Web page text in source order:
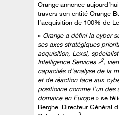
Orange annonce
travers son entité Orange
l’acquisition de 100% de
« Orange a défini la cyber
ses axes stratégiques
acquisition, Lexsi,
Intelligence Services »2,
capacités d’analyse de la
et de réaction face aux
positionne comme l’un des
domaine en Europe» se
Berghe, Directeur Général